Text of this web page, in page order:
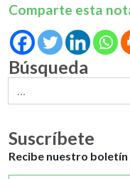
Comparte esta
Búsqueda
Suscríbete
Recibe nuestro